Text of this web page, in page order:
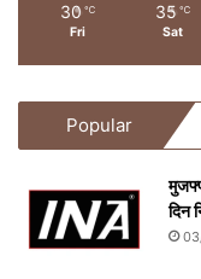
30 ℃
Fri
35 ℃
Sat
Popular
दिन